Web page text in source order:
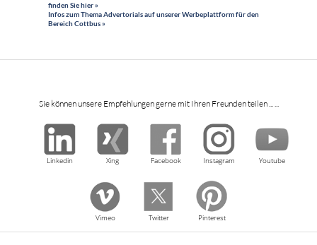
finden Sie hier »
Infos zum Thema Advertorials auf unserer Werbeplattform für den
Bereich Cottbus »
Sie können unsere Empfehlungen gerne mit Ihren Freunden teilen ... ...
Linkedin Xing Facebook Instagram Youtube
Vimeo Twitter Pinterest